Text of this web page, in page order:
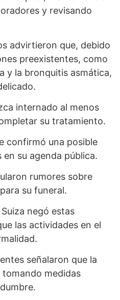
y revisando
advirtieron que, debido
preexistentes, como
y la bronquitis asmática,
internado al menos
su tratamiento.
confirmó una posible
su agenda pública.
rumores sobre
su funeral.
negó estas
las actividades en el
señalaron que la
tomando medidas